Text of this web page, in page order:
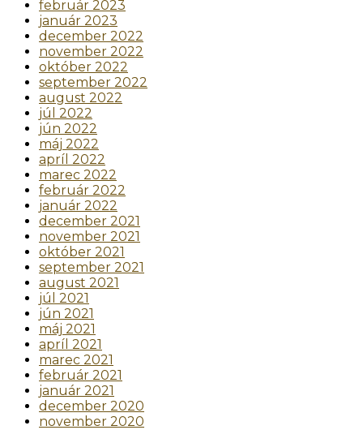
február 2023
január 2023
december 2022
november 2022
október 2022
september 2022
august 2022
júl 2022
jún 2022
máj 2022
apríl 2022
marec 2022
február 2022
január 2022
december 2021
november 2021
október 2021
september 2021
august 2021
júl 2021
jún 2021
máj 2021
apríl 2021
marec 2021
február 2021
január 2021
december 2020
november 2020